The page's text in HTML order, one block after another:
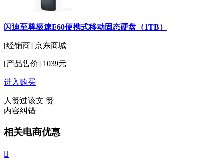
闪迪至尊极速E60便携式移动固态硬盘（1TB）
[经销商] 京东商城
[产品售价] 1039元
进入购买
人赞过该文 赞
内容纠错
相关电商优惠
